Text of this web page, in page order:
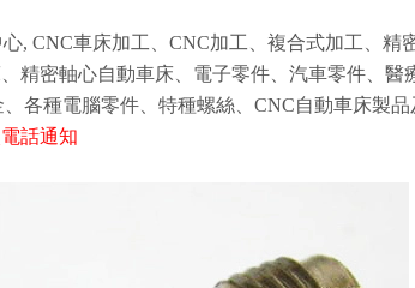
, CNC車床加工、CNC加工、複合式加工、精
精密軸心自動車床、電子零件、汽車零件、醫
各種電腦零件、特種螺絲、CNC自動車床製品
話通知